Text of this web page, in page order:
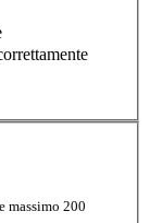
massimo 200